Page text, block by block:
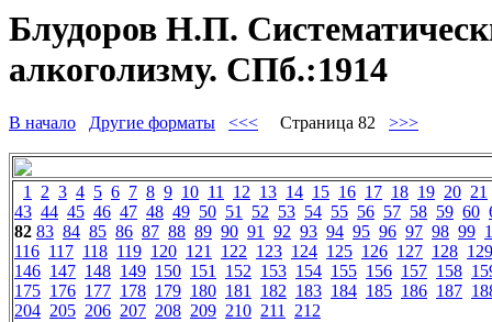
Блудоров Н.П.
алкоголизму. СПб.:1914
В начало Другие форматы <<< Страница 82 >>>
1 2 3 4 5 6 7 8 9 10 11 12 13 14 15 16 17 18 19 20 21
43 44 45 46 47 48 49 50 51 52 53 54 55 56 57 58 59 60
82 83 84 85 86 87 88 89 90 91 92 93 94 95 96 97 98 99
116 117 118 119 120 121 122 123 124 125 126 127 128 129
146 147 148 149 150 151 152 153 154 155 156 157 158
175 176 177 178 179 180 181 182 183 184 185 186 187
204 205 206 207 208 209 210 211 212